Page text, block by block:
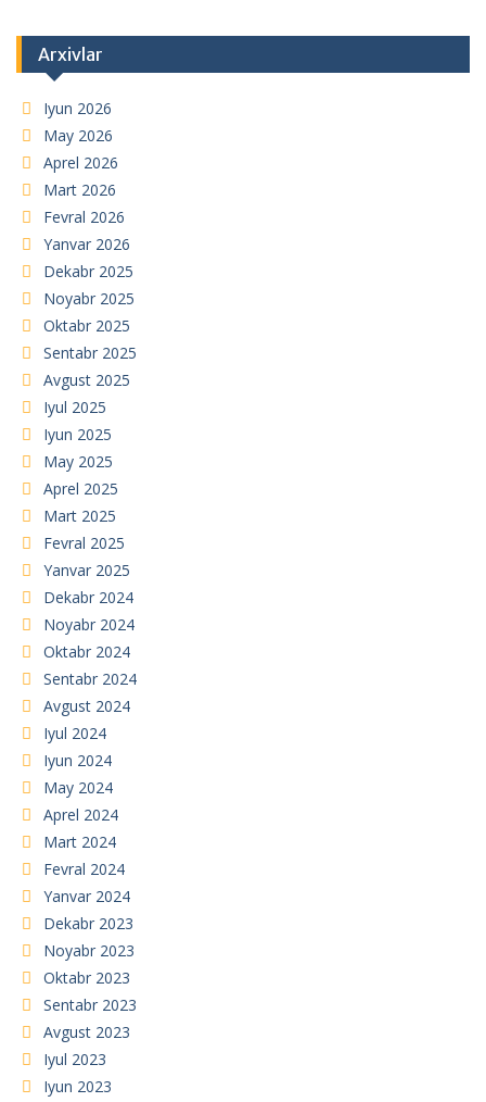
Arxivlar
Iyun 2026
May 2026
Aprel 2026
Mart 2026
Fevral 2026
Yanvar 2026
Dekabr 2025
Noyabr 2025
Oktabr 2025
Sentabr 2025
Avgust 2025
Iyul 2025
Iyun 2025
May 2025
Aprel 2025
Mart 2025
Fevral 2025
Yanvar 2025
Dekabr 2024
Noyabr 2024
Oktabr 2024
Sentabr 2024
Avgust 2024
Iyul 2024
Iyun 2024
May 2024
Aprel 2024
Mart 2024
Fevral 2024
Yanvar 2024
Dekabr 2023
Noyabr 2023
Oktabr 2023
Sentabr 2023
Avgust 2023
Iyul 2023
Iyun 2023